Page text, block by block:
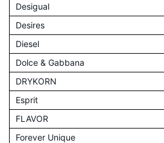
Desigual
Desires
Diesel
Dolce & Gabbana
DRYKORN
Esprit
FLAVOR
Forever Unique